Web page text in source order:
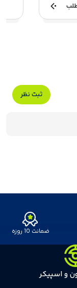
ثبت نظر
ضمانت 10 روزه
و اسپیکر